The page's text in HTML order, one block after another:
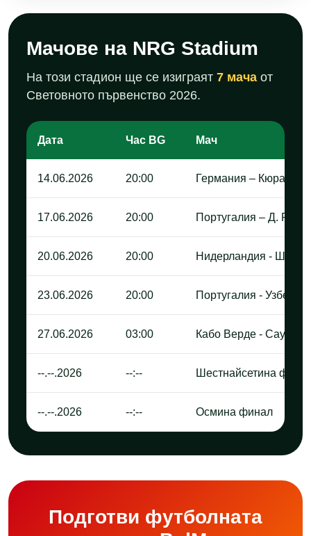
Мачове на NRG Stadium
На този стадион ще се изиграят 7 мача от
Световното първенство 2026.
Дата Час BG Мач
14.06.2026 20:00 Германия – Кюрасао
17.06.2026 20:00 Португалия – Д. Р.
20.06.2026 20:00 Нидерландия -
23.06.2026 20:00 Португалия -
27.06.2026 03:00 Кабо Верде -
--.--.2026 --:-- Шестнайсетина
--.--.2026 --:-- Осмина финал
Подготви футболната